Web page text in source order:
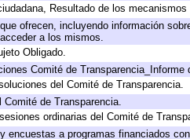
Resultado de los
ofrecen, incluyendo información
a los mismos.
Obligado.
Comité de
del Comité de Transparencia.
de Transparencia.
ordinarias del Comité de
encuestas a programas financiados